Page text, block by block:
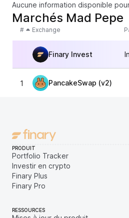
Aucune information disponible
Marchés Mad Pepe
# Exchange
Finary Invest
1 PancakeSwap (v2)
PRODUIT
Portfolio Tracker
Investir en crypto
Finary Plus
Finary Pro
RESSOURCES